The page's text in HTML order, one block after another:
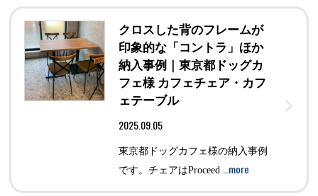
クロスした背のフレームが
印象的な「コントラ」ほか
納入事例｜東京都ドッグカ
フェ様 カフェチェア・カフ
ェテーブル
2025.09.05
東京都ドッグカフェ様の納入事例
です。チェアはProceed
…more